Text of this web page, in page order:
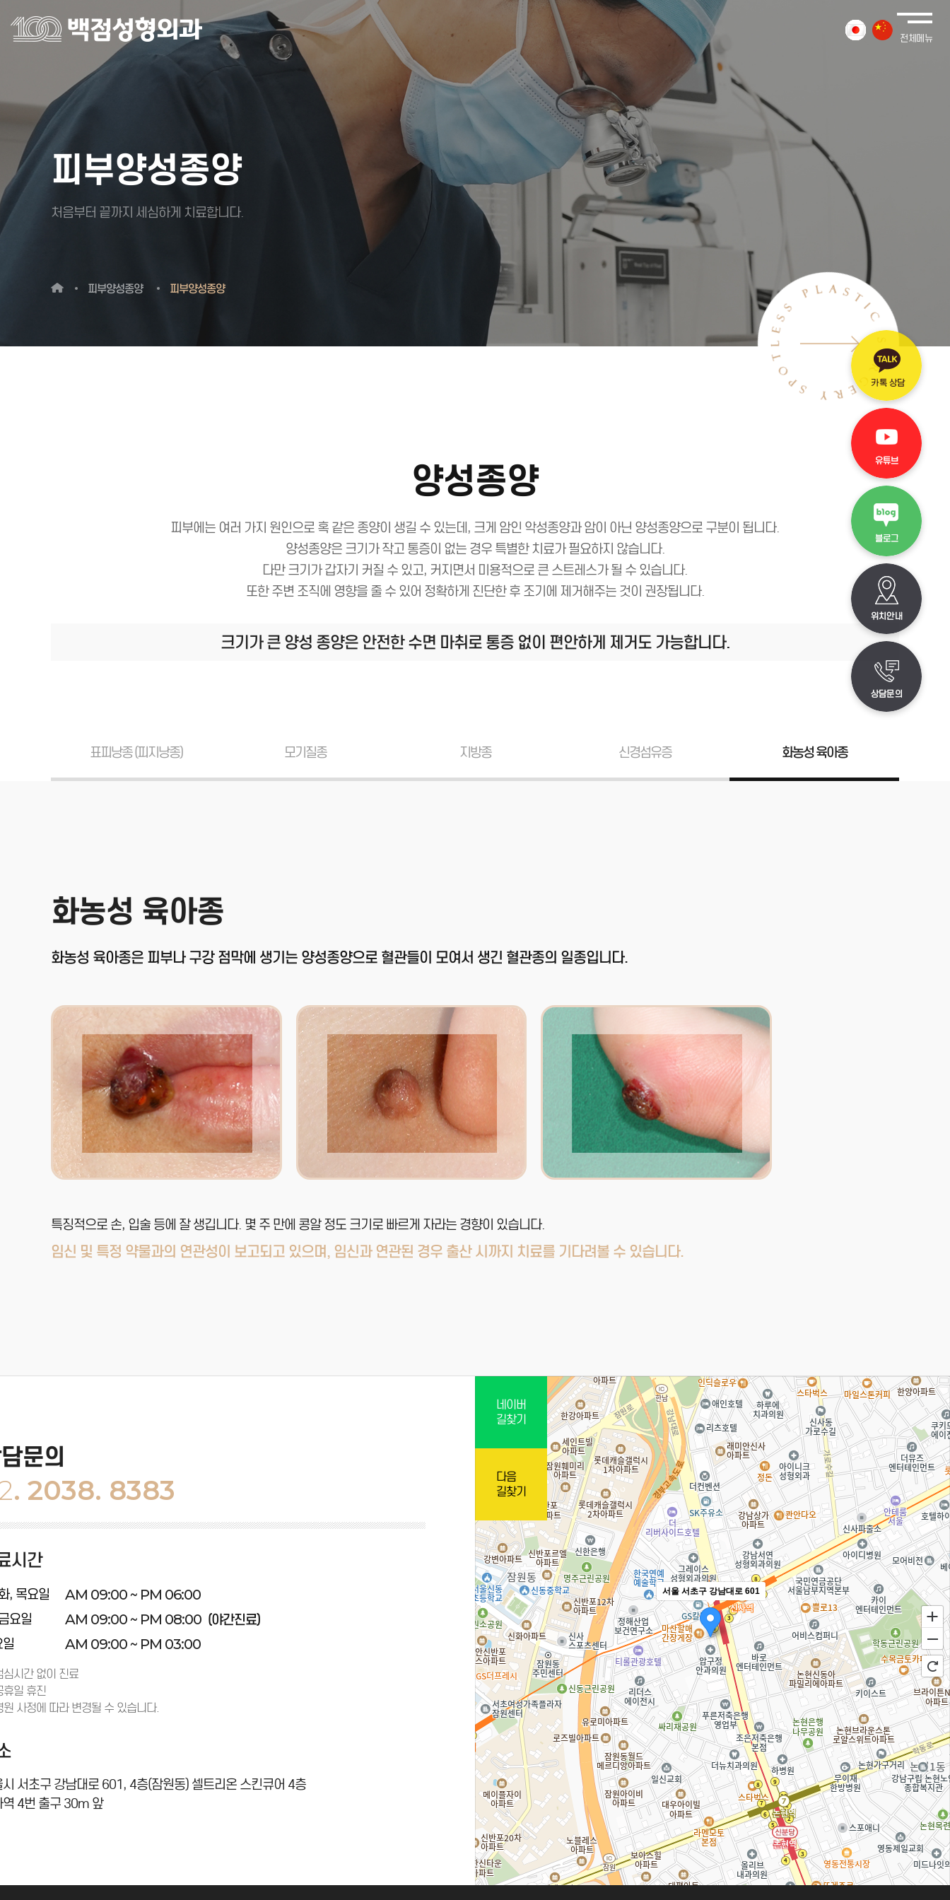
피부양성종양
처음부터 끝까지 세심하게 치료합니다.
피부양성종양 피부양성종양
양성종양
피부에는 여러 가지 원인으로 혹 같은 종양이 생길 수 있는데, 크게 암인 악성종양과 암이 아닌 양성종양으로 구분이 됩니다.
양성종양은 크기가 작고 통증이 없는 경우 특별한 치료가 필요하지 않습니다.
다만 크기가 갑자기 커질 수 있고, 커지면서 미용적으로 큰 스트레스가 될 수 있습니다.
또한 주변 조직에 영향을 줄 수 있어 정확하게 진단한 후 조기에 제거해주는 것이 권장됩니다.
크기가 큰 양성 종양은 안전한 수면 마취로 통증 없이 편안하게 제거도 가능합니다.
표피낭종 (피지낭종) 모기질종 지방종 신경섬유증 화농성 육아종
화농성 육아종
화농성 육아종은 피부나 구강 점막에 생기는 양성종양으로 혈관들이 모여서 생긴 혈관종의 일종입니다.
특징적으로 손, 입술 등에 잘 생깁니다. 몇 주 만에 콩알 정도 크기로 빠르게 자라는 경향이 있습니다.
임신 및 특정 약물과의 연관성이 보고되고 있으며, 임신과 연관된 경우 출산 시까지 치료를 기다려볼 수 있습니다.
문의
. 2038. 8383
시간
, 목요일 AM 09:00 ~ PM 06:00
요일 AM 09:00 ~ PM 08:00 (야간진료)
AM 09:00 ~ PM 03:00
시간 없이 진료
일 휴진
사정에 따라 변경될 수 있습니다.
서초구 강남대로 601, 4층(잠원동) 셀트리온 스킨큐어 4층
역 4번 출구 30m 앞
서울 서초구 강남대로 601
네이버
길찾기
다음
길찾기